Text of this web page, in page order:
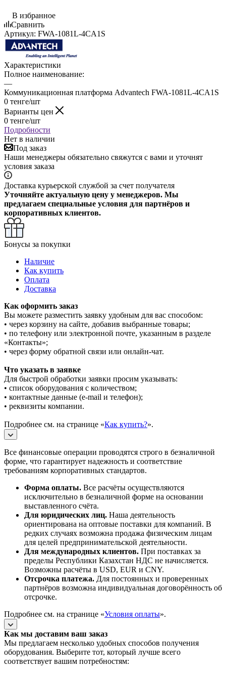
В избранное
Сравнить
Артикул: FWA-1081L-4CA1S
Характеристики
Полное наименование:
—
Коммуникационная платформа Advantech FWA-1081L-4CA1S
0 тенге/шт
Варианты цен
0 тенге/шт
Подробности
Нет в наличии
Под заказ
Наши менеджеры обязательно свяжутся с вами и уточнят
условия заказа
Доставка курьерской службой за счет получателя
Уточняйте актуальную цену у менеджеров. Мы
предлагаем специальные условия для партнёров и
корпоративных клиентов.
Бонусы за покупки
Наличие
Как купить
Оплата
Доставка
Как оформить заказ
Вы можете разместить заявку удобным для вас способом:
• через корзину на сайте, добавив выбранные товары;
• по телефону или электронной почте, указанным в разделе
«Контакты»;
• через форму обратной связи или онлайн-чат.
Что указать в заявке
Для быстрой обработки заявки просим указывать:
• список оборудования с количеством;
• контактные данные (e-mail и телефон);
• реквизиты компании.
Подробнее см. на странице «Как купить?».
Все финансовые операции проводятся строго в безналичной
форме, что гарантирует надежность и соответствие
требованиям корпоративных стандартов.
Форма оплаты. Все расчёты осуществляются
исключительно в безналичной форме на основании
выставленного счёта.
Для юридических лиц. Наша деятельность
ориентирована на оптовые поставки для компаний. В
редких случаях возможна продажа физическим лицам
для целей предпринимательской деятельности.
Для международных клиентов. При поставках за
пределы Республики Казахстан НДС не начисляется.
Возможны расчёты в USD, EUR и CNY.
Отсрочка платежа. Для постоянных и проверенных
партнёров возможна индивидуальная договорённость об
отсрочке.
Подробнее см. на странице «Условия оплаты».
Как мы доставим ваш заказ
Мы предлагаем несколько удобных способов получения
оборудования. Выберите тот, который лучше всего
соответствует вашим потребностям: